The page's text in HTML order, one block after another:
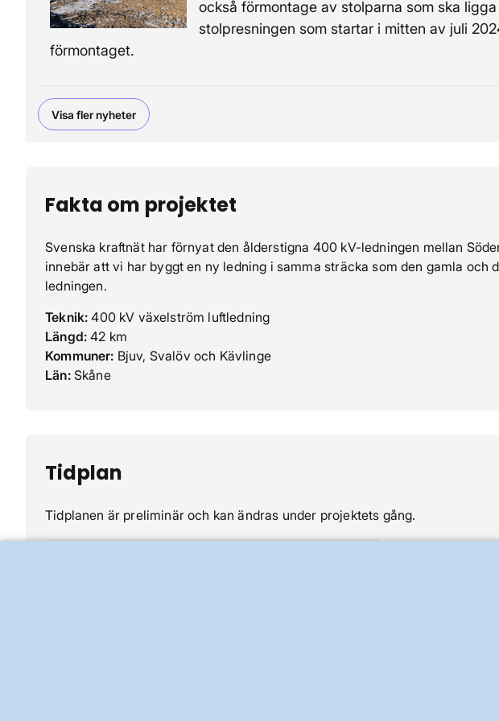
också förmontage av stolparna som ska
stolpresningen som startar i mitten av juli
förmontaget.
Visa fler nyheter
Fakta om projektet
Svenska kraftnät har förnyat den ålderstigna 400 kV-ledningen mellan
innebär att vi har byggt en ny ledning i samma sträcka som den gamla och
ledningen.
Teknik: 400 kV växelström luftledning
Längd: 42 km
Kommuner: Bjuv, Svalöv och Kävlinge
Län:Skåne
Tidplan
Tidplanen är preliminär och kan ändras under projektets gång.